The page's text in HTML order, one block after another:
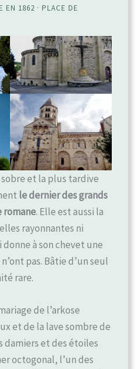
EN 1862 · PLACE DE
et la plus tardive
le dernier des grands
romane. Elle est aussi la
rayonnantes ni
à son chevet une
pas. Bâtie d’un seul
rare.
de l’arkose
et de la lave sombre de
damiers et des étoiles
octogonal, l’un des